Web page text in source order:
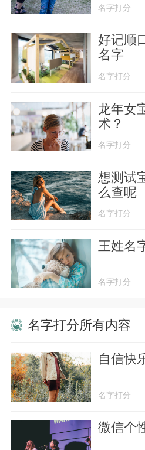
名字打分
好记顺
名字
名字打分
龙年女
术？
名字打分
想测试
么查呢
名字打分
王姓名
名字打分
名字打分所有内容
自信快
名字打分
微信个